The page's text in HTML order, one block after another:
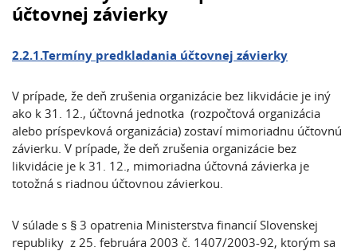
účtovnej závierky
2.2.1.Termíny predkladania účtovnej závierky
V prípade, že deň zrušenia organizácie bez likvidácie je iný
ako k 31. 12., účtovná jednotka (rozpočtová organizácia
alebo príspevková organizácia) zostaví mimoriadnu účtovnú
závierku. V prípade, že deň zrušenia organizácie bez
likvidácie je k 31. 12., mimoriadna účtovná závierka je
totožná s riadnou účtovnou závierkou.
V súlade s § 3 opatrenia Ministerstva financií Slovenskej
republiky z 25. februára 2003 č. 1407/2003-92, ktorým sa